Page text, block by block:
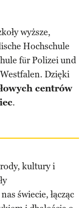
wyższe,
Hochschule
für Polizei und
Dzięki
centrów
.
kultury i
świecie, łącząc